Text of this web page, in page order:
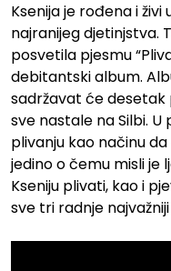
Ksenija je rođena i živi
najranijeg djetinjstva.
posvetila pjesmu
debitantski album.
sadržavat će desetak
sve nastale na Silbi. U
plivanju kao načinu
jedino o čemu misli je
Kseniju plivati, kao i
sve tri radnje